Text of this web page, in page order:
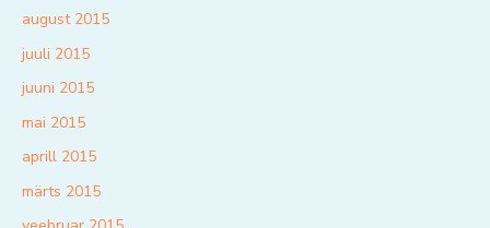
august 2015
juuli 2015
juuni 2015
mai 2015
aprill 2015
märts 2015